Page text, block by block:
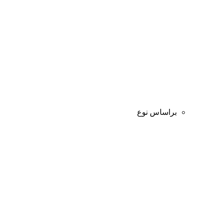
براساس نوع